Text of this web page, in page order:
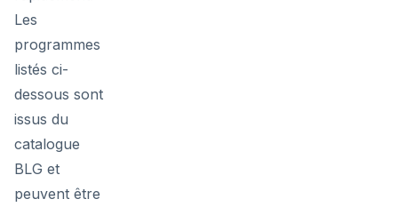
Les
programmes
listés ci-
dessous sont
issus du
catalogue
BLG et
peuvent être